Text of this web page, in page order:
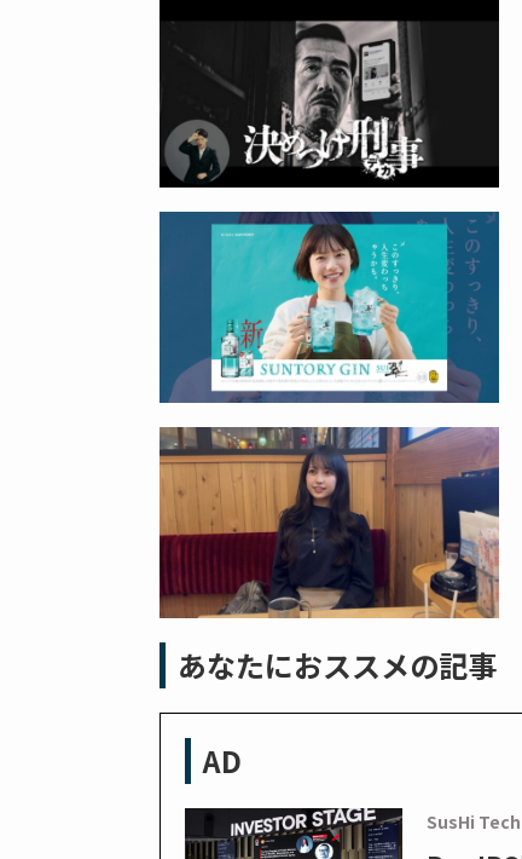
あなたにおススメの記事
AD
SusHi